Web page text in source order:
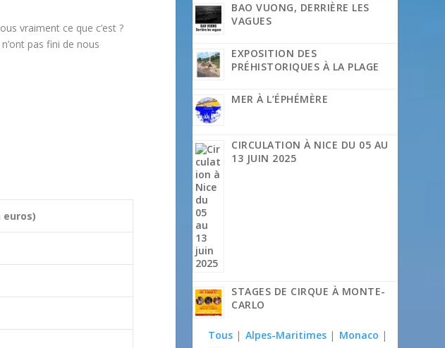
vraiment ce que c’est ?
pas fini de nous
euros)
BAO VUONG, DERRIÈRE LES
VAGUES
EXPOSITION DES
PRÉHISTORIQUES À LA PLAGE
MER À L’ÉPHÉMÈRE
CIRCULATION À NICE DU 05 AU
13 JUIN 2025
STAGES DE CIRQUE À MONTE-
CARLO
Tous | Alpes-Maritimes | Monaco |